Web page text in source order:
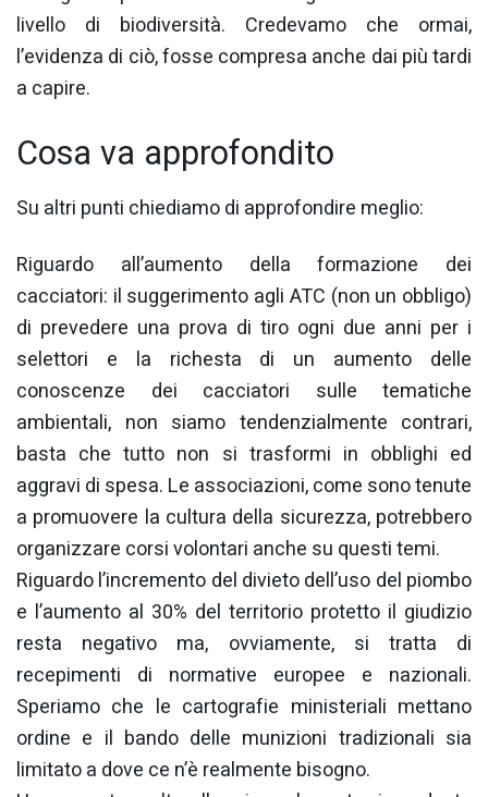
livello di biodiversità. Credevamo che ormai,
l’evidenza di ciò, fosse compresa anche dai più tardi
a capire.
Cosa va approfondito
Su altri punti chiediamo di approfondire meglio:
Riguardo all’aumento della formazione dei
cacciatori: il suggerimento agli ATC (non un obbligo)
di prevedere una prova di tiro ogni due anni per i
selettori e la richesta di un aumento delle
conoscenze dei cacciatori sulle tematiche
ambientali, non siamo tendenzialmente contrari,
basta che tutto non si trasformi in obblighi ed
aggravi di spesa. Le associazioni, come sono tenute
a promuovere la cultura della sicurezza, potrebbero
organizzare corsi volontari anche su questi temi.
Riguardo l’incremento del divieto dell’uso del piombo
e l’aumento al 30% del territorio protetto il giudizio
resta negativo ma, ovviamente, si tratta di
recepimenti di normative europee e nazionali.
Speriamo che le cartografie ministeriali mettano
ordine e il bando delle munizioni tradizionali sia
limitato a dove ce n’è realmente bisogno.